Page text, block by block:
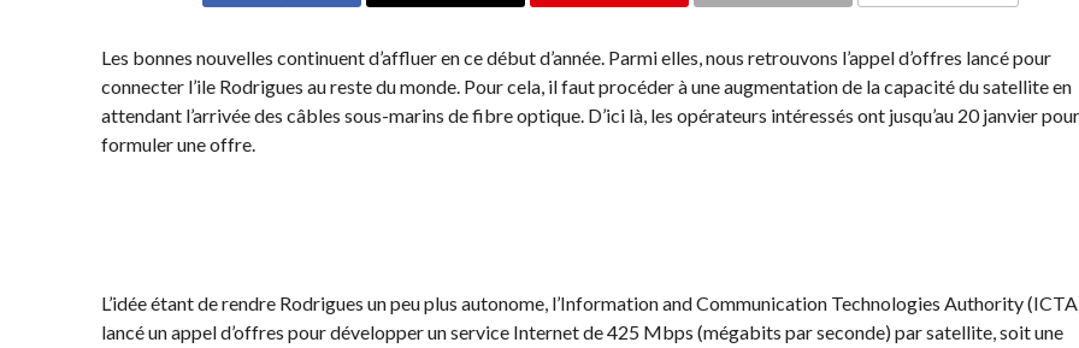
Les bonnes nouvelles continuent d’affluer en ce début d’année. Parmi elles, nous retrouvons l’appel d’offres lancé pour
connecter l’ile Rodrigues au reste du monde. Pour cela, il faut procéder à une augmentation de la capacité du satellite en
attendant l’arrivée des câbles sous-marins de fibre optique. D’ici là, les opérateurs intéressés ont jusqu’au 20 janvier pour
formuler une offre.
L’idée étant de rendre Rodrigues un peu plus autonome, l’Information and Communication Technologies Authority
lancé un appel d’offres pour développer un service Internet de 425 Mbps (mégabits par seconde) par satellite, soit une